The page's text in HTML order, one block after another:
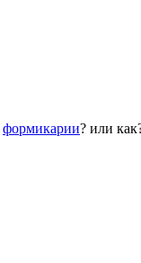
формикарии? или